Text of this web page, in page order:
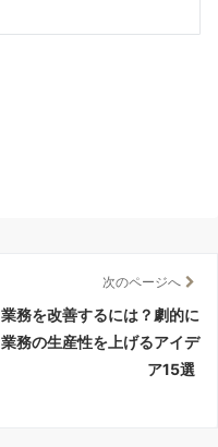
次のページへ
業務を改善するには？劇的に
業務の生産性を上げるアイデ
ア15選